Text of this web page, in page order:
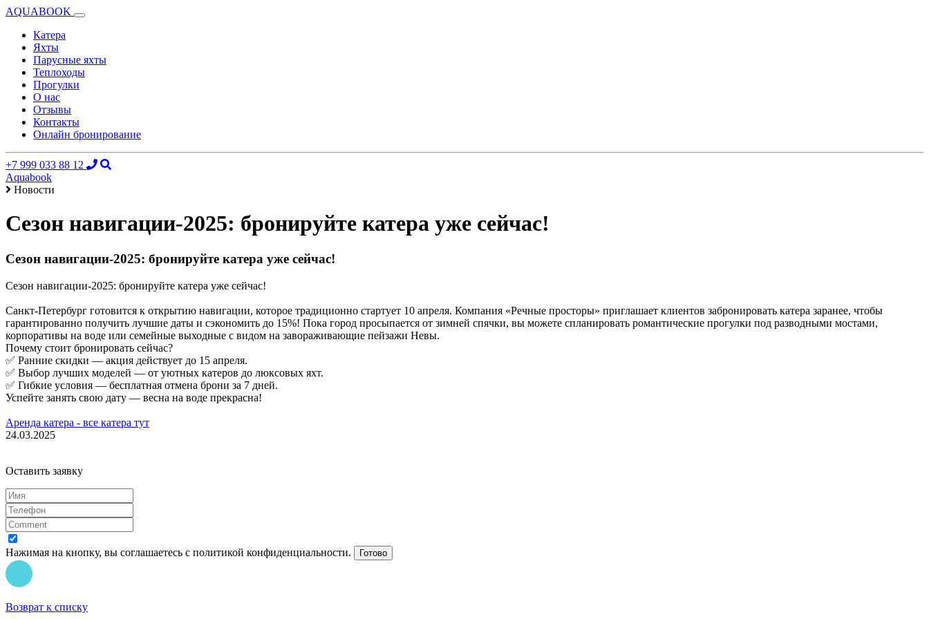
AQUABOOK
Катера
Яхты
Парусные яхты
Теплоходы
Прогулки
О нас
Отзывы
Контакты
Онлайн бронирование
+7 999 033 88 12
Aquabook
Новости
Сезон навигации-2025: бронируйте катера уже сейчас!
Сезон навигации-2025: бронируйте катера уже сейчас!
Сезон навигации-2025: бронируйте катера уже сейчас!
Санкт-Петербург готовится к открытию навигации, которое традиционно стартует 10 апреля. Компания «Речные просторы» приглашает клиентов забронировать катера заранее, чтобы
гарантированно получить лучшие даты и сэкономить до 15%! Пока город просыпается от зимней спячки, вы можете спланировать романтические прогулки под разводными мостами,
корпоративы на воде или семейные выходные с видом на завораживающие пейзажи Невы.
Почему стоит бронировать сейчас?
✅ Ранние скидки — акция действует до 15 апреля.
✅ Выбор лучших моделей — от уютных катеров до люксовых яхт.
✅ Гибкие условия — бесплатная отмена брони за 7 дней.
Успейте занять свою дату — весна на воде прекрасна!
Аренда катера - все катера тут
24.03.2025
Оставить заявку
Нажимая на кнопку, вы соглашаетесь с политикой конфиденциальности. Готово
Возврат к списку